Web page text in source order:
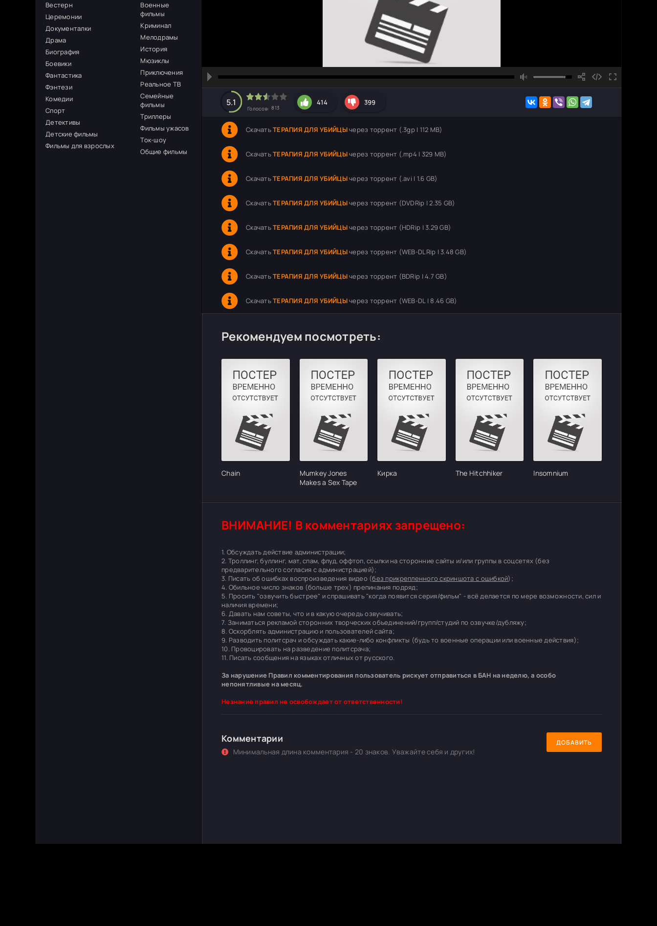
Вестерн
Церемонии
Документалки
Драма
Биография
Боевики
Фантастика
Фэнтези
Комедии
Спорт
Детективы
Детские фильмы
Фильмы для взрослых
Военные
фильмы
Криминал
Мелодрамы
История
Мюзиклы
Приключения
Реальное ТВ
Семейные
фильмы
Триллеры
Фильмы ужасов
Ток-шоу
Общие фильмы
hd2160
hd1440
highres
hd1080
hd720
large
medium
small
tiny
5.1
Голосов: 813
414 399
СкачатьТЕРАПИЯ ДЛЯ УБИЙЦЫчерез торрент (.3gp | 112 MB)
СкачатьТЕРАПИЯ ДЛЯ УБИЙЦЫчерез торрент (.mp4 | 329 MB)
СкачатьТЕРАПИЯ ДЛЯ УБИЙЦЫчерез торрент (.avi | 1.6 GB)
СкачатьТЕРАПИЯ ДЛЯ УБИЙЦЫчерез торрент (DVDRip | 2.35 GB)
СкачатьТЕРАПИЯ ДЛЯ УБИЙЦЫчерез торрент (HDRip | 3.29 GB)
СкачатьТЕРАПИЯ ДЛЯ УБИЙЦЫчерез торрент (WEB-DLRip | 3.48 GB)
СкачатьТЕРАПИЯ ДЛЯ УБИЙЦЫчерез торрент (BDRip | 4.7 GB)
СкачатьТЕРАПИЯ ДЛЯ УБИЙЦЫчерез торрент (WEB-DL | 8.46 GB)
Рекомендуем посмотреть:
Chain
Mumkey Jones
Makes a Sex Tape
Кирка The Hitchhiker Insomnium
ВНИМАНИЕ! В комментариях запрещено:
1. Обсуждать действие администрации;
2. Троллинг, буллинг, мат, спам, флуд, оффтоп, ссылки на сторонние сайты и/или группы в соцсетях (без
предварительного согласия с администрацией);
3. Писать об ошибках воспроизведения видео (без прикрепленного скриншота с ошибкой);
4. Обильное число знаков (больше трех) препинания подряд;
5. Просить "озвучить быстрее" и спрашивать "когда появится серия/фильм" - всё делается по мере возможности, сил и
наличия времени;
6. Давать нам советы, что и в какую очередь озвучивать;
7. Заниматься рекламой сторонних творческих объединений/групп/студий по озвучке/дубляжу;
8. Оскорблять администрацию и пользователей сайта;
9. Разводить политсрач и обсуждать какие-либо конфликты (будь то военные операции или военные действия);
10. Провоцировать на разведение политсрача;
11. Писать сообщения на языках отличных от русского.
За нарушение Правил комментирования пользователь рискует отправиться в БАН на неделю, а особо
непонятливые на месяц.
Незнание правил не освобождает от ответственности!
Комментарии
Минимальная длина комментария - 20 знаков. Уважайте себя и других!
ДОБАВИТЬ